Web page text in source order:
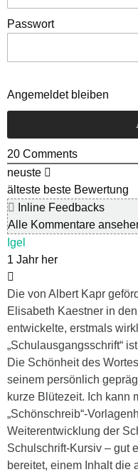
Passwort
Angemeldet bleiben
20 Comments
neuste
älteste beste Bewertung
Inline Feedbacks
Alle Kommentare
Igel
1 Jahr her
Die von Albert Kapr
Elisabeth Kaestner in
entwickelte, erstmals
„Schulausgangsschrift“
Die Schönheit des
seinem persönlich
kurze Blütezeit. Ich kann
„Schönschreib“-
Weiterentwicklung der
Schulschrift-Kursiv – gut
bereitet, einem Inhalt die